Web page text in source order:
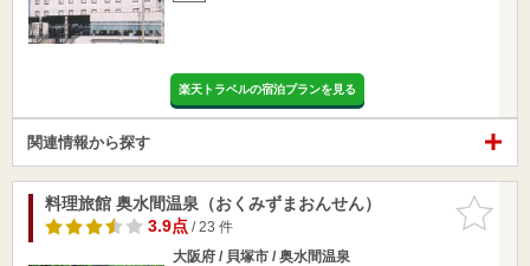
楽天トラベルの宿泊プランを見る
関連情報から探す
お気に入
りに追加
料理旅館 奥水間温泉（おくみずまおんせん）
3.9点/ 23 件
大阪府 / 貝塚市 / 奥水間温泉